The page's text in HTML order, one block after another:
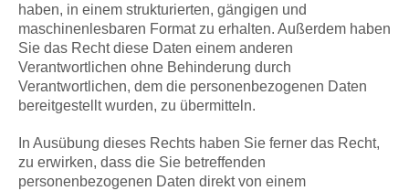
haben, in einem strukturierten, gängigen und
maschinenlesbaren Format zu erhalten. Außerdem haben
Sie das Recht diese Daten einem anderen
Verantwortlichen ohne Behinderung durch
Verantwortlichen, dem die personenbezogenen Daten
bereitgestellt wurden, zu übermitteln.
In Ausübung dieses Rechts haben Sie ferner das Recht,
zu erwirken, dass die Sie betreffenden
personenbezogenen Daten direkt von einem